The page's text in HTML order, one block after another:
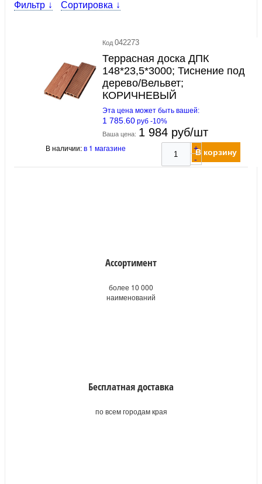
Фильтр Сортировка
Код 042273
Террасная доска ДПК
148*23,5*3000; Тиснение под
дерево/Вельвет;
КОРИЧНЕВЫЙ
Эта цена может быть вашей:
1 785.60 руб -10%
Ваша цена: 1 984 руб/шт
В наличии:в 1 магазине
+
-
В корзину
Ассортимент
более 10 000
наименований
Бесплатная доставка
по всем городам края